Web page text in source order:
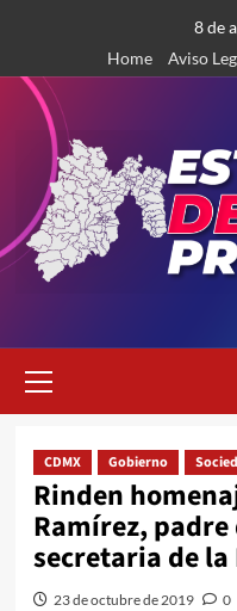
contenido
8 de
Home
Aviso
primario
CDMX Gobierno
Rinden
Ramírez,
secretaria de
23 de octubre de 2019 0